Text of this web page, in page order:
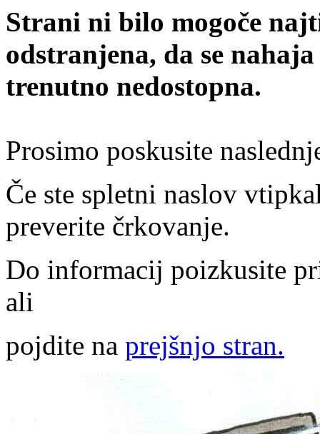
Strani ni bilo mogoče
odstranjena, da se
trenutno nedostopna.
Prosimo poskusite
Če ste spletni naslov
preverite črkovanje.
Do informacij poizkusite
ali
pojdite na prejšnjo stran.